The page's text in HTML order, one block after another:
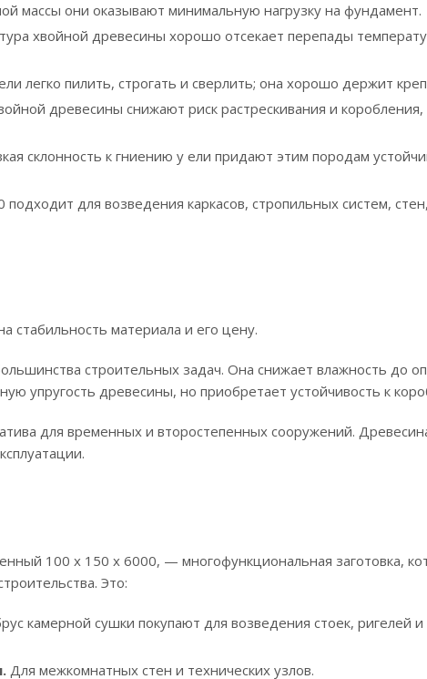
массы они оказывают минимальную нагрузку на фундамент.
хвойной древесины хорошо отсекает перепады
легко пилить, строгать и сверлить; она хорошо держит
древесины снижают риск растрескивания и
склонность к гниению у ели придают этим породам
для возведения каркасов, стропильных систем,
стабильность материала и его цену.
строительных задач. Она снижает влажность до
упругость древесины, но приобретает устойчивость к
для временных и второстепенных сооружений.
100 х 150 х 6000, — многофункциональная заготовка,
Это:
камерной сушки покупают для возведения стоек, ригелей
Для межкомнатных стен и технических узлов.